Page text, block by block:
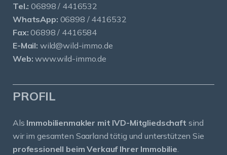
Tel.: 06898 / 4416532
WhatsApp: 06898 / 4416532
Fax: 06898 / 4416584
E-Mail: wild@wild-immo.de
Web: www.wild-immo.de
PROFIL
Als Immobilienmakler mit IVD-Mitgliedschaft sind
wir im gesamten Saarland tätig und unterstützen Sie
professionell beim Verkauf Ihrer Immobilie